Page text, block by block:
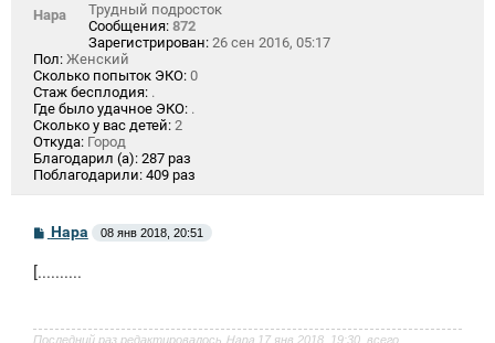
Нара
Трудный подросток
Сообщения: 872
Зарегистрирован: 26 сен 2016, 05:17
Пол: Женский
Сколько попыток ЭКО: 0
Стаж бесплодия: .
Где было удачное ЭКО: .
Сколько у вас детей: 2
Откуда: Город
Благодарил (а): 287 раз
Поблагодарили: 409 раз
С
б
и
Нара 08 янв 2018, 20:51
[..........
Последний раз редактировалось Нара 17 янв 2018, 19:30, всего